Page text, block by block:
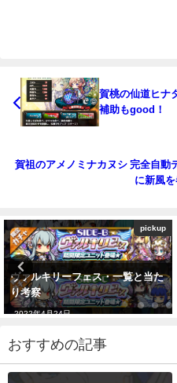
賀桃の仙道ヒナタ 回復ユニットはこれが正解！
補助もgood！
賀祖のアメノミナカヌシ 完全自動
に新風
pickup
ヴァルキリーフェス・一覧と当た
り考察
2022年4月24日
おすすめの記事